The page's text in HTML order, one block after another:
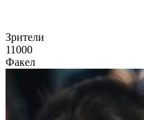
Зрители
11000
Факел